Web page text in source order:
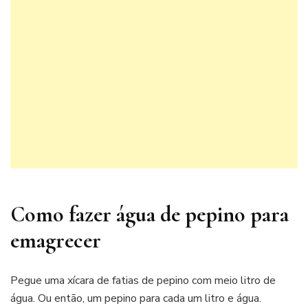
Como fazer água de pepino para
emagrecer
Pegue uma xícara de fatias de pepino com meio litro de
água. Ou então, um pepino para cada um litro e água.